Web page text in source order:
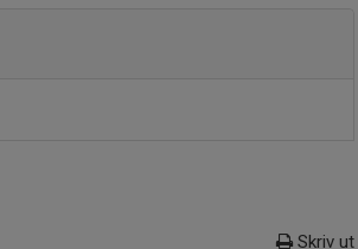
Skriv ut